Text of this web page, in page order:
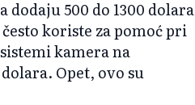
500 do 1300 dolara
koriste za pomoć pri
kamera na
Opet, ovo su